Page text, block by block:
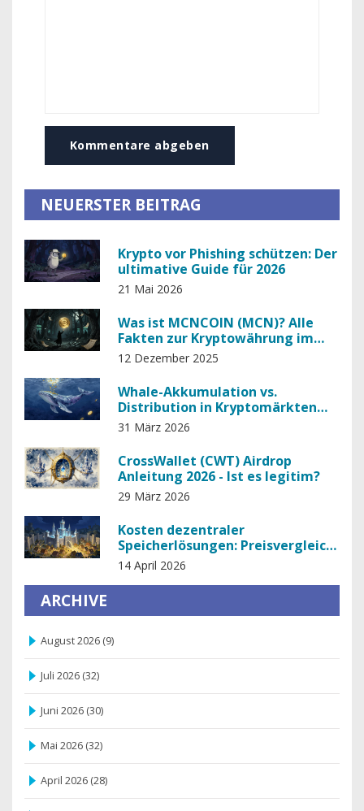
Kommentare abgeben
NEUERSTER BEITRAG
Krypto vor Phishing schützen: Der
ultimative Guide für 2026
21 Mai 2026
Was ist MCNCOIN (MCN)? Alle
Fakten zur Kryptowährung im
Dezember 2025
12 Dezember 2025
Whale-Akkumulation vs.
Distribution in Kryptomärkten
verstehen
31 März 2026
CrossWallet (CWT) Airdrop
Anleitung 2026 - Ist es legitim?
29 März 2026
Kosten dezentraler
Speicherlösungen: Preisvergleich
und Analyse 2026
14 April 2026
ARCHIVE
August 2026 (9)
Juli 2026 (32)
Juni 2026 (30)
Mai 2026 (32)
April 2026 (28)